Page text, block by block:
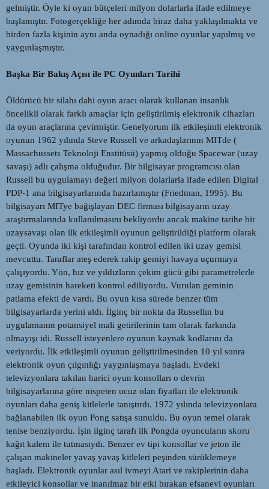
gelmiştir. Öyle ki oyun bütçeleri milyon dolarlarla ifade edilmeye
başlamıştır. Fotogerçekliğe her adımda biraz daha yaklaşılmakta ve
birden fazla kişinin aynı anda oynadığı online oyunlar yapılmış ve
yaygınlaşmıştır.
Başka Bir Bakış Açısı ile PC Oyunları Tarihi
Öldürücü bir silahı dahi oyun aracı olarak kullanan insanlık
öncelikli olarak farklı amaçlar için geliştirilmiş elektronik cihazları
da oyun araçlarına çevirmiştir. Genelyorum ilk etkileşimli elektronik
oyunun 1962 yılında Steve Russell ve arkadaşlarının MITde (
Massachussets Teknoloji Enstitüsü) yapmış olduğu Spacewar (uzay
savaşı) adlı çalışma olduğudur. Bir bilgisayar programcısı olan
Russell bu uygulamayı değeri milyon dolarlarla ifade edilen Digital
PDP-1 ana bilgisayarlarında hazırlamıştır (Friedman, 1995). Bu
bilgisayarı MITye bağışlayan DEC firması bilgisayarın uzay
araştırmalarında kullanılmasını bekliyordu ancak makine tarihe bir
uzaysavaşı olan ilk etkileşimli oyunun geliştirildiği platform olarak
geçti. Oyunda iki kişi tarafından kontrol edilen iki uzay gemisi
mevcuttu. Taraflar ateş ederek rakip gemiyi havaya uçurmaya
çalışıyordu. Yön, hız ve yıldızların çekim gücü gibi parametrelerle
uzay gemisinin hareketi kontrol ediliyordu. Vurulan geminin
patlama efekti de vardı. Bu oyun kısa sürede benzer tüm
bilgisayarlarda yerini aldı. İlginç bir nokta da Russellın bu
uygulamanın potansiyel mali getirilerinin tam olarak farkında
olmayışı idi. Russell isteyenlere oyunun kaynak kodlarını da
veriyordu. İlk etkileşimli oyunun geliştirilmesinden 10 yıl sonra
elektronik oyun çılgınlığı yaygınlaşmaya başladı. Evdeki
televizyonlara takılan harici oyun konsolları o devrin
bilgisayarlarına göre nispeten ucuz olan fiyatları ile elektronik
oyunları daha geniş kitlelerle tanıştırdı. 1972 yılında televizyonlara
bağlanabilen ilk oyun Pong satışa sunuldu. Bu oyun temel olarak
tenise benziyordu. İşin ilginç tarafı ilk Pongda oyuncuların skoru
kağıt kalem ile tutmasıydı. Benzer ev tipi konsollar ve jeton ile
çalışan makineler yavaş yavaş kitleleri peşinden sürüklemeye
başladı. Elektronik oyunlar asıl ivmeyi Atari ve rakiplerinin daha
etkileyici konsollar ve inanılmaz bir etki bırakan efsanevi oyunları